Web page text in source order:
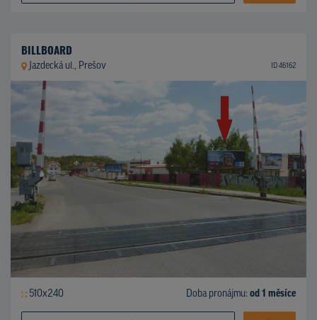
BILLBOARD
Jazdecká ul., Prešov ID 46162
510x240 Doba pronájmu: od 1 měsíce